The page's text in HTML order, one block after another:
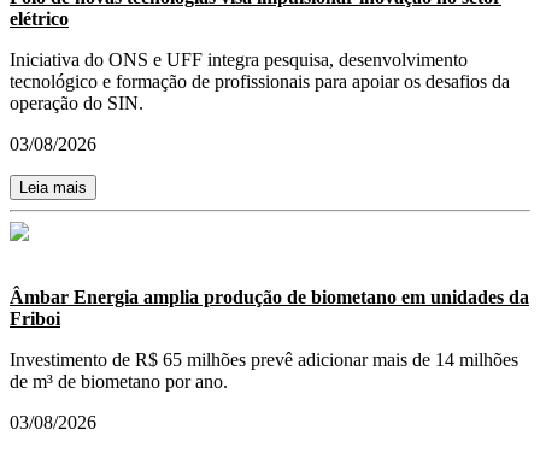
elétrico
Iniciativa do ONS e UFF integra pesquisa, desenvolvimento
tecnológico e formação de profissionais para apoiar os desafios da
operação do SIN.
03/08/2026
Leia mais
Âmbar Energia amplia produção de biometano em unidades da
Friboi
Investimento de R$ 65 milhões prevê adicionar mais de 14 milhões
de m³ de biometano por ano.
03/08/2026